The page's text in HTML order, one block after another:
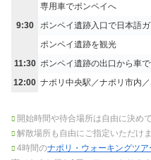
専用車でポンペイへ
9:30
ポンペイ遺跡入口で日本語
ポンペイ遺跡を観光
11:30 ポンペイ遺跡の出口から車
12:00 ナポリ中央駅／ナポリ市内
開始時間や待合場所は自由に決め
解散場所も自由にご指定いただけ
4時間のナポリ・ウォーキングツア